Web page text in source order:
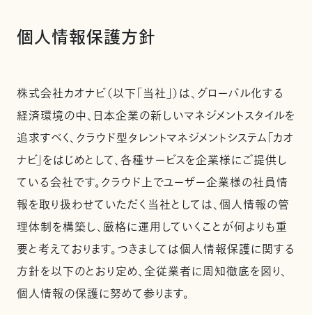
個人情報保護方針
株式会社カオナビ（以下「当社」）は、グローバル化する
経済環境の中、日本企業の新しいマネジメントスタイルを
追求すべく、クラウド型タレントマネジメントシステム「カオ
ナビ」をはじめとして、各種サービスを企業様にご提供し
ている会社です。クラウド上でユーザー企業様の社員情
報を取り扱わせていただく当社としては、個人情報の管
理体制を構築し、厳格に運用していくことが何よりも重
要と考えております。つきましては個人情報保護に関する
方針を以下のとおり定め、全従業者に周知徹底を図り、
個人情報の保護に努めて参ります。